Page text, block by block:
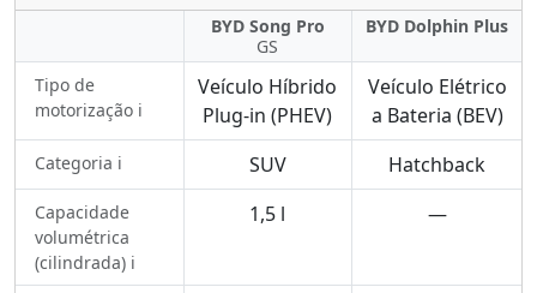
BYD Song Pro
GS
BYD Dolphin Plus
Tipo de
motorização ℹ️
Veículo Híbrido
Plug-in (PHEV)
Veículo Elétrico
a Bateria (BEV)
Categoria ℹ️ SUV Hatchback
Capacidade
volumétrica
(cilindrada) ℹ️
1,5 l —